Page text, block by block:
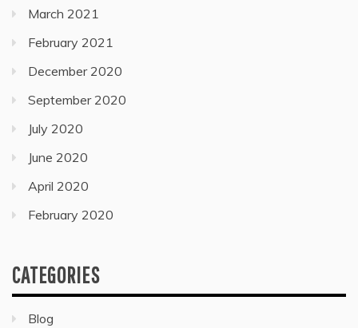
March 2021
February 2021
December 2020
September 2020
July 2020
June 2020
April 2020
February 2020
CATEGORIES
Blog